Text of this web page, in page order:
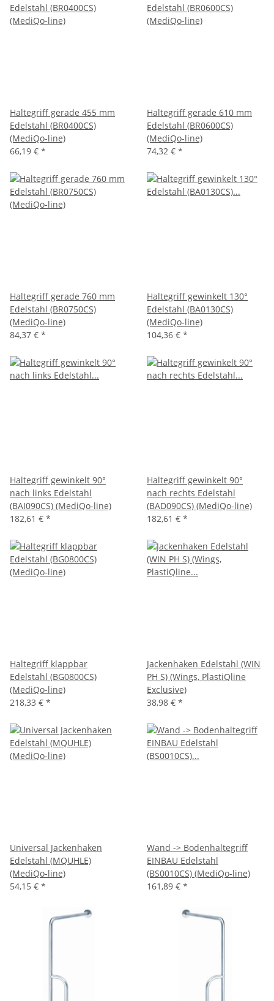
Haltegriff gerade 455 mm
Edelstahl (BR0400CS)
(MediQo-line)
66,19 € *
Haltegriff gerade 610 mm
Edelstahl (BR0600CS)
(MediQo-line)
74,32 € *
Haltegriff gerade 760 mm
Edelstahl (BR0750CS)
(MediQo-line)
84,37 € *
Haltegriff gewinkelt 130°
Edelstahl (BA0130CS)
(MediQo-line)
104,36 € *
Haltegriff gewinkelt 90°
nach links Edelstahl
(BAI090CS) (MediQo-line)
182,61 € *
Haltegriff gewinkelt 90°
nach rechts Edelstahl
(BAD090CS) (MediQo-line)
182,61 € *
Haltegriff klappbar
Edelstahl (BG0800CS)
(MediQo-line)
218,33 € *
Jackenhaken Edelstahl (WIN
PH S) (Wings, PlastiQline
Exclusive)
38,98 € *
Universal Jackenhaken
Edelstahl (MQUHLE)
(MediQo-line)
54,15 € *
Wand -> Bodenhaltegriff
EINBAU Edelstahl
(BS0010CS) (MediQo-line)
161,89 € *